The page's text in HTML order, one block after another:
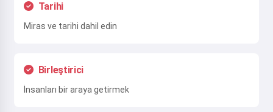
Tarihi
Miras ve tarihi dahil edin
Birleştirici
İnsanları bir araya getirmek